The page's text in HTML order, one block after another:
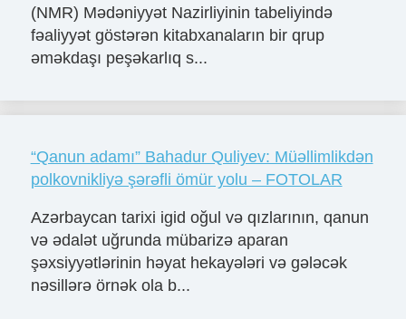
(NMR) Mədəniyyət Nazirliyinin tabeliyində
fəaliyyət göstərən kitabxanaların bir qrup
əməkdaşı peşəkarlıq s...
“Qanun adamı” Bahadur Quliyev: Müəllimlikdən
polkovnikliyə şərəfli ömür yolu – FOTOLAR
Azərbaycan tarixi igid oğul və qızlarının, qanun
və ədalət uğrunda mübarizə aparan
şəxsiyyətlərinin həyat hekayələri və gələcək
nəsillərə örnək ola b...